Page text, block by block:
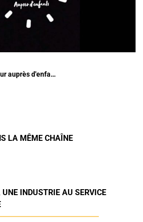
auprès d'enfa…
LA MÊME CHAÎNE
UNE INDUSTRIE AU SERVICE